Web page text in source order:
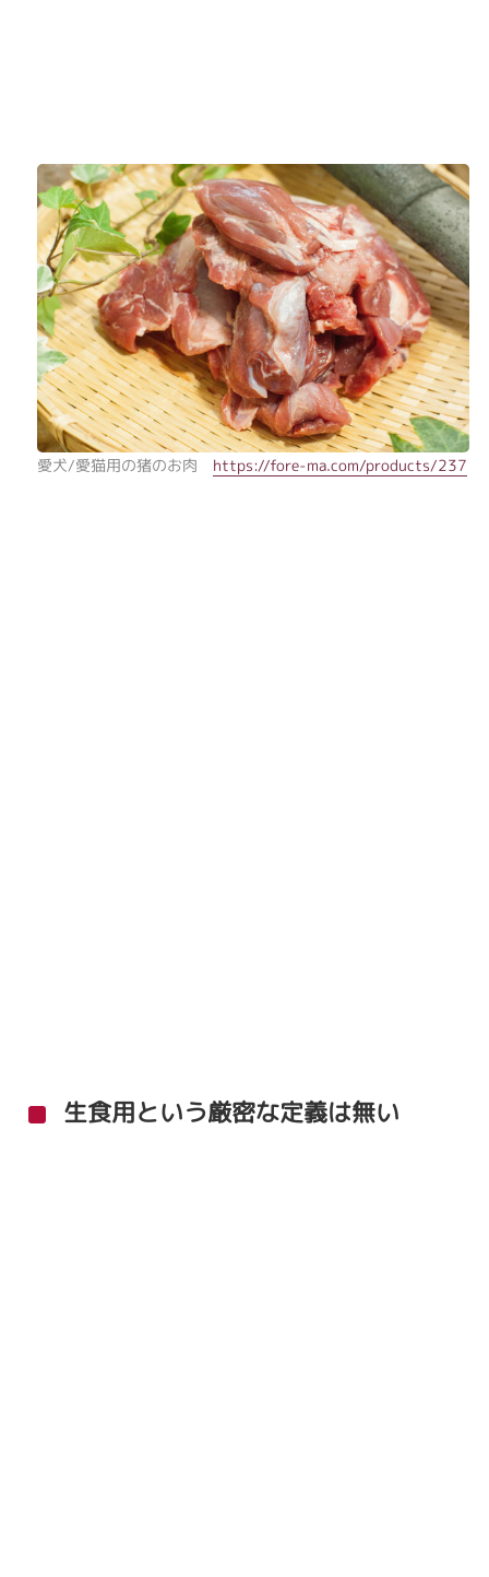
愛犬/愛猫用の猪のお肉 https://fore-ma.com/products/237
生食用という厳密な定義は無い